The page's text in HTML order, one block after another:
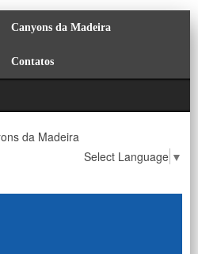
Canyons da Madeira
Contatos
Select Language ▼